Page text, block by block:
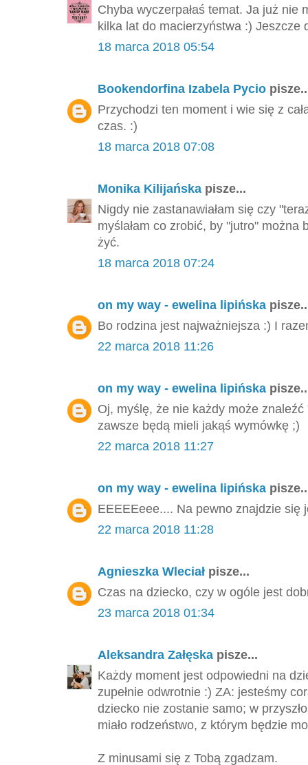
Chyba wyczerpałaś temat. Ja już nie
kilka lat do macierzyństwa :) Jeszcze
18 marca 2018 05:54
Bookendorfina Izabela Pycio
Przychodzi ten moment i wie się z
czas. :)
18 marca 2018 07:08
Monika Kilijańska pisze...
Nigdy nie zastanawiałam się czy
myślałam co zrobić, by "jutro" można
żyć.
18 marca 2018 07:24
on my way - ewelina lipińska
Bo rodzina jest najważniejsza :) I
22 marca 2018 11:26
on my way - ewelina lipińska
Oj, myślę, że nie każdy może
zawsze będą mieli jakąś wymówkę ;)
22 marca 2018 11:27
on my way - ewelina lipińska
EEEEEeee.... Na pewno znajdzie się
22 marca 2018 11:28
Agnieszka Wleciał pisze...
Czas na dziecko, czy w ogóle jest
23 marca 2018 01:34
Aleksandra Załęska pisze...
Każdy moment jest odpowiedni na
zupełnie odwrotnie :) ZA: jesteśmy
dziecko nie zostanie samo; w
miało rodzeństwo, z którym będzie
Z minusami się z Tobą zgadzam.